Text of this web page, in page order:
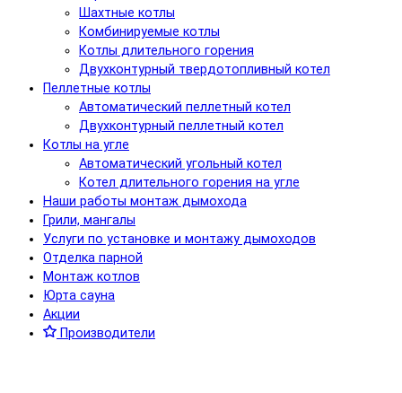
Шахтные котлы
Комбинируемые котлы
Котлы длительного горения
Двухконтурный твердотопливный котел
Пеллетные котлы
Автоматический пеллетный котел
Двухконтурный пеллетный котел
Котлы на угле
Автоматический угольный котел
Котел длительного горения на угле
Наши работы монтаж дымохода
Грили, мангалы
Услуги по установке и монтажу дымоходов
Отделка парной
Монтаж котлов
Юрта сауна
Акции
Производители